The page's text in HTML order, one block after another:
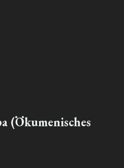
(Ökumenisches